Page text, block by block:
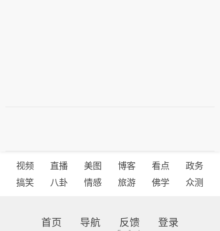
视频 直播 美图 博客 看点
政务
搞笑
八卦 情感 旅游 佛学 众测
首页 导航 反馈 登录